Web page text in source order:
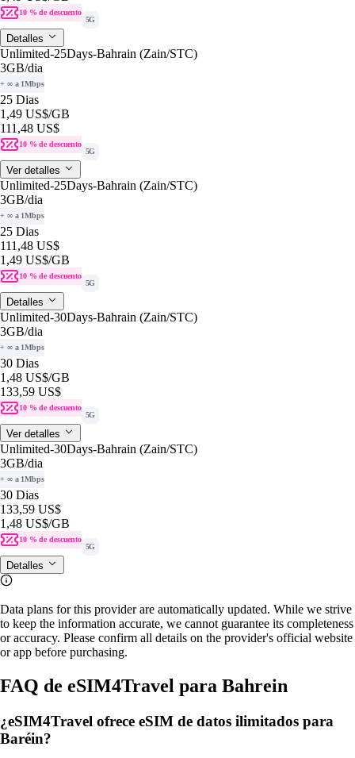
10 % de descuento
5G
Detalles
Unlimited-25Days-Bahrain (Zain/STC)
3GB/dia
+ ∞ a 1Mbps
25 Dias
1,49 US$/GB
111,48 US$
10 % de descuento
5G
Ver detalles
Unlimited-25Days-Bahrain (Zain/STC)
3GB/dia
+ ∞ a 1Mbps
25 Dias
111,48 US$
1,49 US$/GB
10 % de descuento
5G
Detalles
Unlimited-30Days-Bahrain (Zain/STC)
3GB/dia
+ ∞ a 1Mbps
30 Dias
1,48 US$/GB
133,59 US$
10 % de descuento
5G
Ver detalles
Unlimited-30Days-Bahrain (Zain/STC)
3GB/dia
+ ∞ a 1Mbps
30 Dias
133,59 US$
1,48 US$/GB
10 % de descuento
5G
Detalles
Data plans for this provider are automatically updated. While we strive
to keep the information accurate, we cannot guarantee its completeness
or accuracy. Please confirm all details on the provider's official website
or app before purchasing.
FAQ de eSIM4Travel para Bahrein
¿eSIM4Travel ofrece eSIM de datos ilimitados para
Baréin?